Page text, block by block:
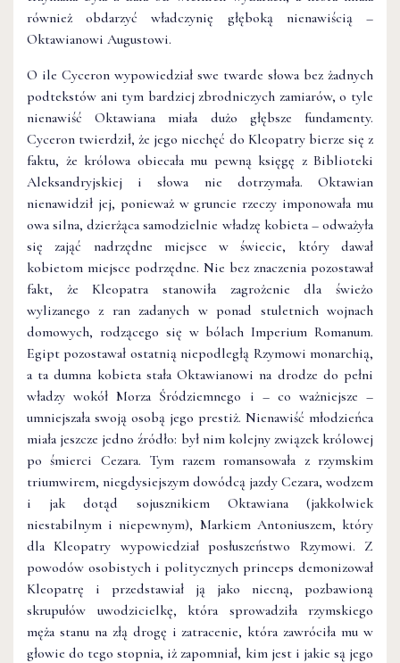
również obdarzyć władczynię głęboką nienawiścią –
Oktawianowi Augustowi.
O ile Cyceron wypowiedział swe twarde słowa bez żadnych
podtekstów ani tym bardziej zbrodniczych zamiarów, o tyle
nienawiść Oktawiana miała dużo głębsze fundamenty.
Cyceron twierdził, że jego niechęć do Kleopatry bierze się z
faktu, że królowa obiecała mu pewną księgę z Biblioteki
Aleksandryjskiej i słowa nie dotrzymała. Oktawian
nienawidził jej, ponieważ w gruncie rzeczy imponowała mu
owa silna, dzierżąca samodzielnie władzę kobieta – odważyła
się zająć nadrzędne miejsce w świecie, który dawał
kobietom miejsce podrzędne. Nie bez znaczenia pozostawał
fakt, że Kleopatra stanowiła zagrożenie dla świeżo
wylizanego z ran zadanych w ponad stuletnich wojnach
domowych, rodzącego się w bólach Imperium Romanum.
Egipt pozostawał ostatnią niepodległą Rzymowi monarchią,
a ta dumna kobieta stała Oktawianowi na drodze do pełni
władzy wokół Morza Śródziemnego i – co ważniejsze –
umniejszała swoją osobą jego prestiż. Nienawiść młodzieńca
miała jeszcze jedno źródło: był nim kolejny związek królowej
po śmierci Cezara. Tym razem romansowała z rzymskim
triumwirem, niegdysiejszym dowódcą jazdy Cezara, wodzem
i jak dotąd sojusznikiem Oktawiana (jakkolwiek
niestabilnym i niepewnym), Markiem Antoniuszem, który
dla Kleopatry wypowiedział posłuszeństwo Rzymowi. Z
powodów osobistych i politycznych princeps demonizował
Kleopatrę i przedstawiał ją jako niecną, pozbawioną
skrupułów uwodzicielkę, która sprowadziła rzymskiego
męża stanu na złą drogę i zatracenie, która zawróciła mu w
głowie do tego stopnia, iż zapomniał, kim jest i jakie są jego